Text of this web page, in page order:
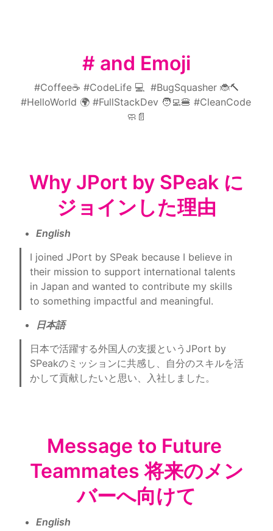
# and Emoji
#Coffee☕ #CodeLife 💻  #BugSquasher 🐞🔨
#HelloWorld 🌍 #FullStackDev 🧑‍💻🍔 #CleanCode
🧼📄
Why JPort by SPeak に
ジョインした理由
English
I joined JPort by SPeak because I believe in
their mission to support international talents
in Japan and wanted to contribute my skills
to something impactful and meaningful.
日本語
日本で活躍する外国人の支援というJPort by
SPeakのミッションに共感し、自分のスキルを活
かして貢献したいと思い、入社しました。
Message to Future
Teammates 将来のメン
バーへ向けて
English